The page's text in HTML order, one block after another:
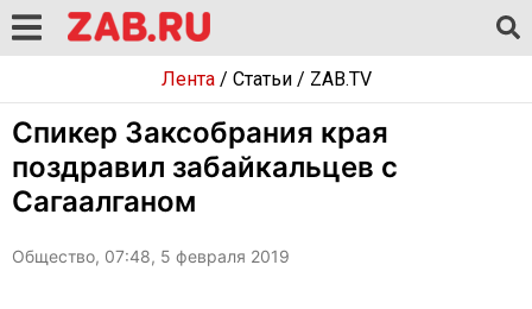
Лента/ Статьи/ ZAB.TV
Спикер Заксобрания края
поздравил забайкальцев с
Сагаалганом
Общество, 07:48, 5 февраля 2019